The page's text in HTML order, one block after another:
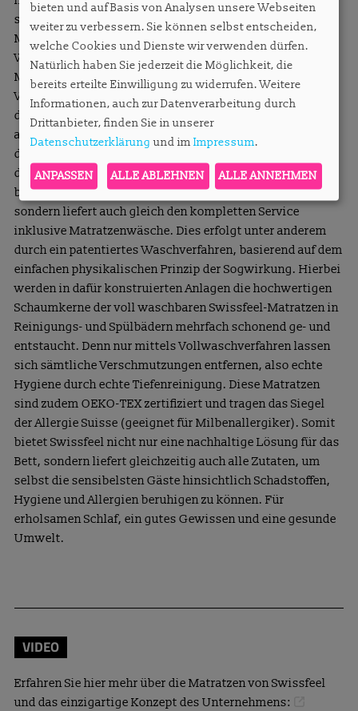
seine Matratzen und Kissen aus einem Schweizer
Mineralschaum fertigt, der voll waschbar ist. Diese
Waschbarkeit hat auf der einen Seite den Effekt, den
Matratzenkern länger nutzen zu können. Da jederzeit jede
Verschmutzung beseitigt werden kann, kann somit auch
die volle Distanz der physikalischen Nutzbarkeit
ausgeschöpft werden. Auf der anderen Seite wird am Ende
der Produktlebenszeit durch eine erneute Hygienisierung
des Matratzenkerns dessen Recycling ermöglicht. Hierzu
bietet Swissfell nicht nur eine Rücknahmegarantie,
sondern liefert auch gleich den kompletten Service
inklusive Matratzenwäsche. Dies erfolgt unter anderem
durch ein patentiertes Waschverfahren, basierend auf dem
einfachen physikalischen Prinzip der Sogwirkung. Hierbei
werden in dafür konstruierten Anlagen die hochwertigen
Schaumkerne der voll waschbaren Swissfeel-Matratzen in
Reinigungs- und Spülbädern mehrfach schonend ge- und
entstaucht. Denn nur mittels Vollwaschverfahren lassen
sich sämtliche Verschmutzungen entfernen, also echte
Hygiene durch echte Tiefenreinigung. Diese Matratzen
sind zudem OEKO-TEX zertifiziert und tragen das Siegel
der Allergie Suisse (geeignet für Milbenallergiker). Somit
bietet Swissfeel nicht nur eine nachhaltige Lösung für das
Bett, sondern liefert gleichzeitig auch alle Zutaten, um
selbst die sensibelsten Gäste hinsichtlich Schadstoffen,
Hygiene und Allergien beruhigen zu können. Für
erholsamen Schlaf, ein gutes Gewissen und eine gesunde
Umwelt.
VIDEO
Erfahren Sie hier mehr über die Matratzen von Swissfeel
und das einzigartige Konzept des Unternehmens:
bieten und auf Basis von Analysen unsere Webseiten
weiter zu verbessern. Sie können selbst entscheiden,
welche Cookies und Dienste wir verwenden dürfen.
Natürlich haben Sie jederzeit die Möglichkeit, die
bereits erteilte Einwilligung zu widerrufen. Weitere
Informationen, auch zur Datenverarbeitung durch
Drittanbieter, finden Sie in unserer
Datenschutzerklärung und im Impressum.
ANPASSEN ALLE ABLEHNEN ALLE ANNEHMEN